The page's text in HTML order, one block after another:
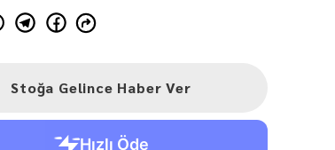
Stoğa Gelince Haber Ver